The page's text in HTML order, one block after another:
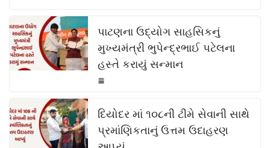
k
c
e
b
o
o
k
at
s
A
p
p
y
Li
n
k
e
પાટણના ઉદ્યોગ સાહસિકનું
મુખ્યમંત્રી ભુપેન્દ્રભાઈ પટેલના
હસ્તે કરાયું સન્માન
દિયોદર માં ૧૦૮ની ટીમે સેવાની સાથે
પ્રમાંણિકતાનું ઉત્તમ ઉદાહરણ